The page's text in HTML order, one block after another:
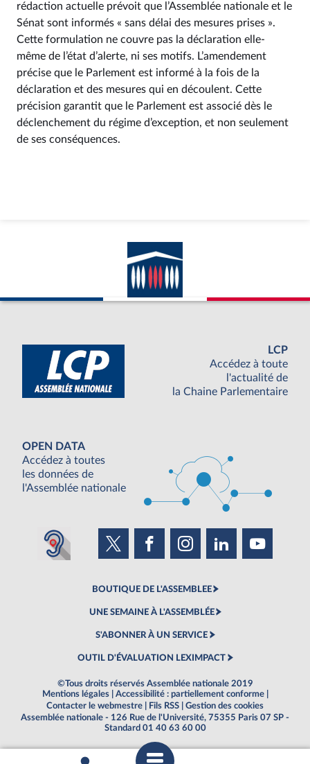
rédaction actuelle prévoit que l’Assemblée nationale et le
Sénat sont informés « sans délai des mesures prises ».
Cette formulation ne couvre pas la déclaration elle-
même de l’état d’alerte, ni ses motifs. L’amendement
précise que le Parlement est informé à la fois de la
déclaration et des mesures qui en découlent. Cette
précision garantit que le Parlement est associé dès le
déclenchement du régime d’exception, et non seulement
de ses conséquences.
LCP
Accédez à toute
l'actualité de
la Chaine Parlementaire
OPEN DATA
Accédez à toutes
les données de
l'Assemblée nationale
BOUTIQUE DE L'ASSEMBLEE
UNE SEMAINE À L'ASSEMBLÉE
S'ABONNER À UN SERVICE
OUTIL D'ÉVALUATION LEXIMPACT
©Tous droits réservés Assemblée nationale 2019
Mentions légales
Accessibilité : partiellement conforme
Contacter le webmestre
Fils RSS
Gestion des cookies
Assemblée nationale - 126 Rue de l'Université, 75355 Paris 07 SP -
Standard 01 40 63 60 00